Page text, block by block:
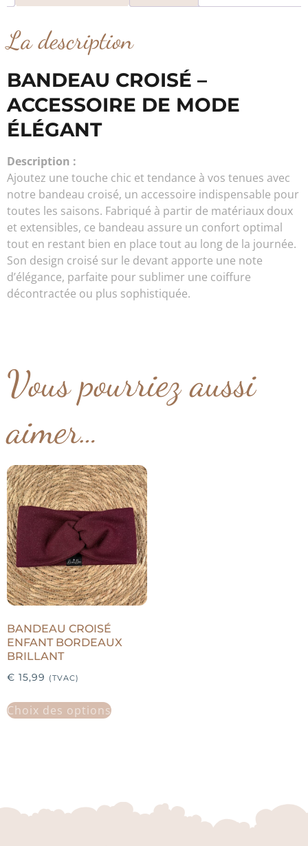
La description
BANDEAU CROISÉ –
ACCESSOIRE DE MODE
ÉLÉGANT
Description :
Ajoutez une touche chic et tendance à vos tenues avec
notre bandeau croisé, un accessoire indispensable pour
toutes les saisons. Fabriqué à partir de matériaux doux
et extensibles, ce bandeau assure un confort optimal
tout en restant bien en place tout au long de la journée.
Son design croisé sur le devant apporte une note
d’élégance, parfaite pour sublimer une coiffure
décontractée ou plus sophistiquée.
Vous pourriez aussi
aimer…
BANDEAU CROISÉ
ENFANT BORDEAUX
BRILLANT
€ 15,99 (TVAC)
Choix des options